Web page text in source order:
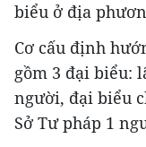
biểu ở địa
Cơ cấu định
gồm 3 đại biểu:
người, đại biểu
Sở Tư pháp 1